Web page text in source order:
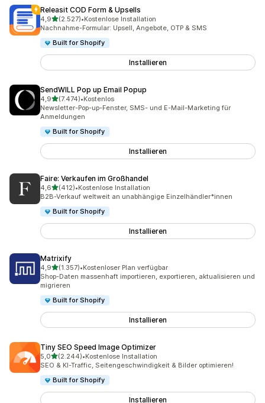
Releasit COD Form & Upsells
4,9von 5 Sternen
(2.527)
2527 Rezensionen insgesamt
•Kostenlose Installation
Nachnahme-Formular: Upsell, Angebote, OTP & SMS
Built for Shopify
Installieren
SendWILL Pop up Email Popup
4,9von 5 Sternen
(7.474)
7474 Rezensionen insgesamt
•Kostenlos
Newsletter-Pop-up-Fenster, SMS- und E-Mail-Marketing für
Anmeldungen
Built for Shopify
Installieren
Faire: Verkaufen im Großhandel
4,6von 5 Sternen
(412)
412 Rezensionen insgesamt
•Kostenlose Installation
B2B-Verkauf weltweit an unabhängige Einzelhändler*innen
Built for Shopify
Installieren
Matrixify
4,9von 5 Sternen
(1.357)
1357 Rezensionen insgesamt
•Kostenloser Plan verfügbar
Shop-Daten massenhaft importieren, exportieren, aktualisieren und
migrieren
Built for Shopify
Installieren
Tiny SEO Speed Image Optimizer
5,0von 5 Sternen
(2.244)
2244 Rezensionen insgesamt
•Kostenlose Installation
SEO & KI-Traffic, Seitengeschwindigkeit & Bilder optimieren!
Built for Shopify
Installieren